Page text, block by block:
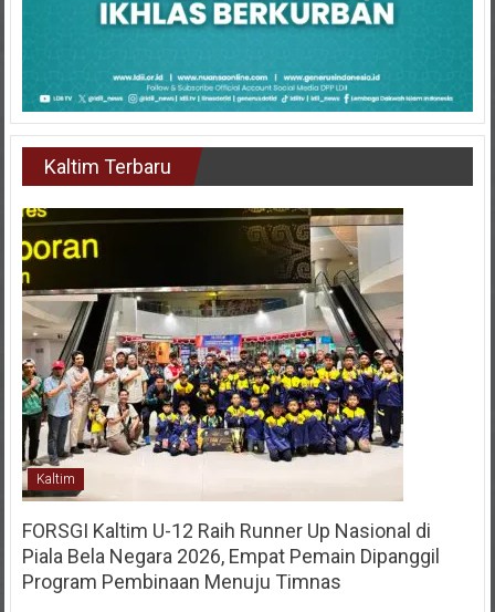
Kaltim Terbaru
Kaltim
FORSGI Kaltim U-12 Raih Runner Up Nasional di
Piala Bela Negara 2026, Empat Pemain Dipanggil
Program Pembinaan Menuju Timnas